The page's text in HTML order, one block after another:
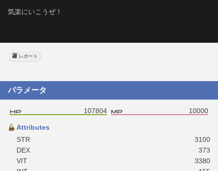
気楽にいこうぜ！
レポート
パラメータ
107804 10000
Attributes
STR
3100
DEX
373
VIT
3380